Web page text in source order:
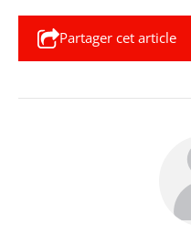
Partager cet article